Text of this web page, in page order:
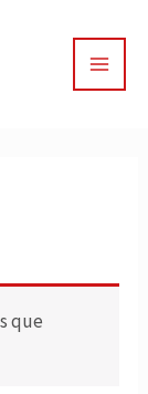
que